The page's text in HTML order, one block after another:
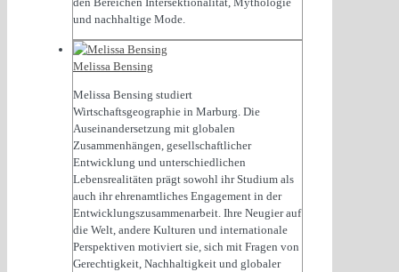
und nachhaltige Mode.
Melissa Bensing
Melissa Bensing studiert
Wirtschaftsgeographie in Marburg. Die
Auseinandersetzung mit globalen
Zusammenhängen, gesellschaftlicher
Entwicklung und unterschiedlichen
Lebensrealitäten prägt sowohl ihr Studium als
auch ihr ehrenamtliches Engagement in der
Entwicklungszusammenarbeit. Ihre Neugier auf
die Welt, andere Kulturen und internationale
Perspektiven motiviert sie, sich mit Fragen von
Gerechtigkeit, Nachhaltigkeit und globaler